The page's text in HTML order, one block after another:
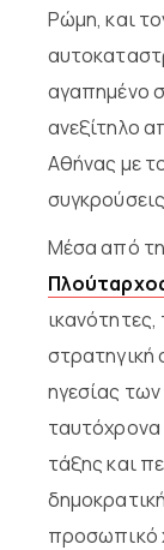
Ρώμη, και
αγαπημένο
ανεξίτηλο
Αθήνας με
Μέσα από
στρατηγική
ηγεσίας
ταυτόχρονα
τάξης και
προσωπικό